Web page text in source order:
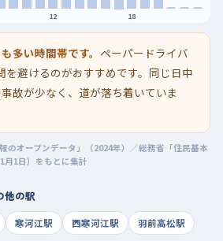
12 18
多い時間帯です。 ペーパードライバ
を避けるのがおすすめです。同じ日中
故が少なく、道が落ち着いていま
のオープンデータ」（2024年）／総務省「住民基本
月1日）をもとに集計
他の駅
寒河江駅 西寒河江駅 羽前高松駅